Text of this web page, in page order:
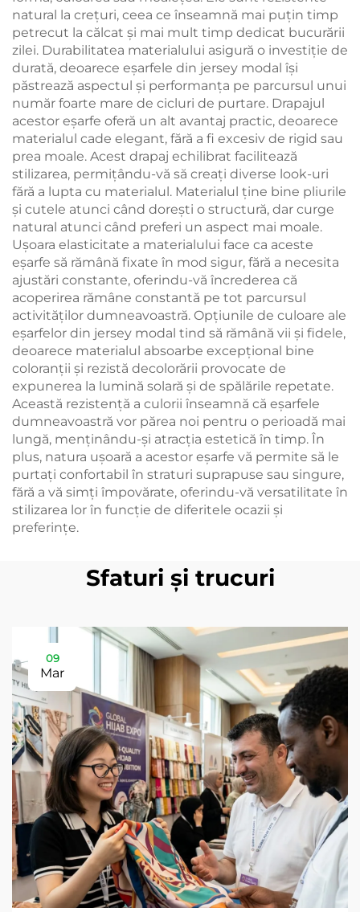
natural la crețuri, ceea ce înseamnă mai puțin timp
petrecut la călcat și mai mult timp dedicat bucurării
zilei. Durabilitatea materialului asigură o investiție de
durată, deoarece eşarfele din jersey modal își
păstrează aspectul și performanța pe parcursul unui
număr foarte mare de cicluri de purtare. Drapajul
acestor eşarfe oferă un alt avantaj practic, deoarece
materialul cade elegant, fără a fi excesiv de rigid sau
prea moale. Acest drapaj echilibrat facilitează
stilizarea, permițându-vă să creați diverse look-uri
fără a lupta cu materialul. Materialul ține bine pliurile
și cutele atunci când dorești o structură, dar curge
natural atunci când preferi un aspect mai moale.
Ușoara elasticitate a materialului face ca aceste
eşarfe să rămână fixate în mod sigur, fără a necesita
ajustări constante, oferindu-vă încrederea că
acoperirea rămâne constantă pe tot parcursul
activităților dumneavoastră. Opțiunile de culoare ale
eşarfelor din jersey modal tind să rămână vii și fidele,
deoarece materialul absoarbe excepțional bine
coloranții și rezistă decolorării provocate de
expunerea la lumină solară și de spălările repetate.
Această rezistență a culorii înseamnă că eşarfele
dumneavoastră vor părea noi pentru o perioadă mai
lungă, menținându-și atracția estetică în timp. În
plus, natura ușoară a acestor eşarfe vă permite să le
purtați confortabil în straturi suprapuse sau singure,
fără a vă simți împovărate, oferindu-vă versatilitate în
stilizarea lor în funcție de diferitele ocazii și
preferințe.
Sfaturi și trucuri
09
Mar